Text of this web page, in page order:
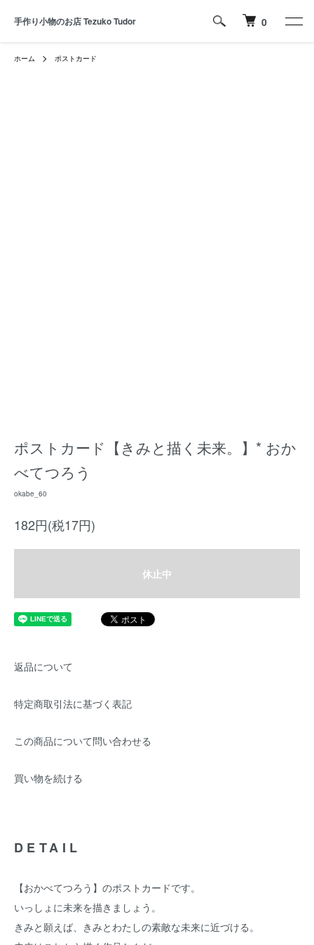
手作り小物のお店 Tezuko Tudor 0
ホーム ポストカード
ポストカード【きみと描く未来。】* おか
べてつろう
okabe_60
182円(税17円)
休止中
返品について
特定商取引法に基づく表記
この商品について問い合わせる
買い物を続ける
DETAIL
【おかべてつろう】のポストカードです。
いっしょに未来を描きましょう。
きみと願えば、きみとわたしの素敵な未来に近づける。